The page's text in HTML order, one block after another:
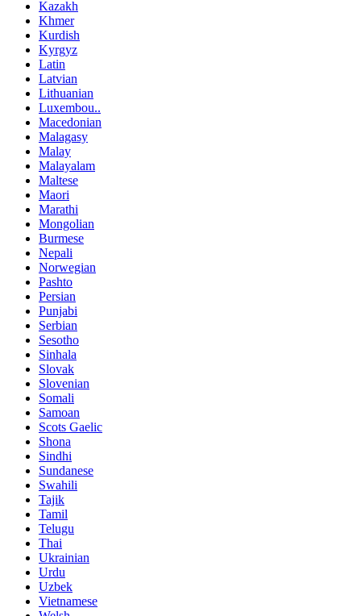
Kazakh
Khmer
Kurdish
Kyrgyz
Latin
Latvian
Lithuanian
Luxembou..
Macedonian
Malagasy
Malay
Malayalam
Maltese
Maori
Marathi
Mongolian
Burmese
Nepali
Norwegian
Pashto
Persian
Punjabi
Serbian
Sesotho
Sinhala
Slovak
Slovenian
Somali
Samoan
Scots Gaelic
Shona
Sindhi
Sundanese
Swahili
Tajik
Tamil
Telugu
Thai
Ukrainian
Urdu
Uzbek
Vietnamese